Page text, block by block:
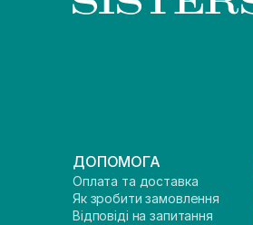
ДОПОМОГА
Оплата та доставка
Як зробити замовлення
Відповіді на запитання